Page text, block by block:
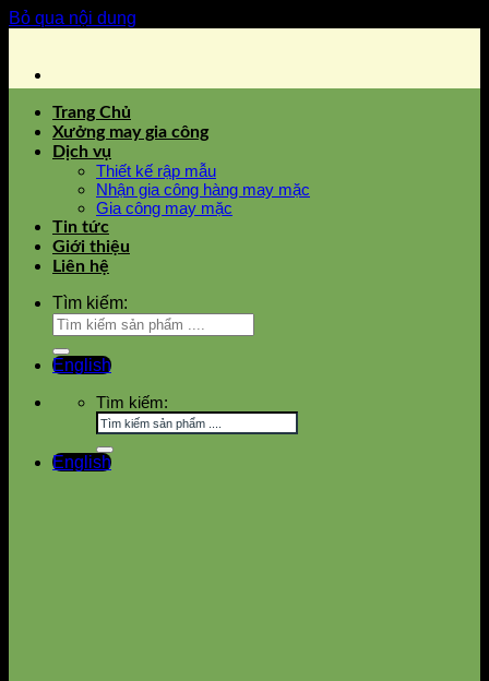
Bỏ qua nội dung
Trang Chủ
Xưởng may gia công
Dịch vụ
Thiết kế rập mẫu
Nhận gia công hàng may mặc
Gia công may mặc
Tin tức
Giới thiệu
Liên hệ
Tìm kiếm:
English
Tìm kiếm:
English